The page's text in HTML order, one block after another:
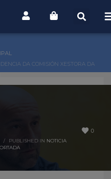
DA COMISIÓN XESTORA DA
0
/ PUBLISHED IN NOTICIA